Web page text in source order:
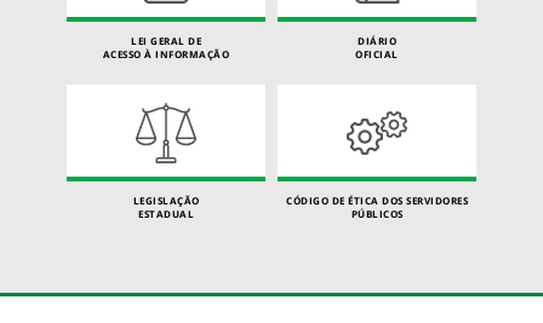
LEI GERAL DE
ACESSO À INFORMAÇÃO
DIÁRIO
OFICIAL
LEGISLAÇÃO
ESTADUAL
CÓDIGO DE ÉTICA DOS SERVIDORES
PÚBLICOS